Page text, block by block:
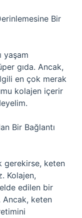
Bir
yaşam
gıda. Ancak,
en çok merak
kolajen içerir
Bir Bağlantı
gerekirse, keten
Kolajen,
edilen bir
keten